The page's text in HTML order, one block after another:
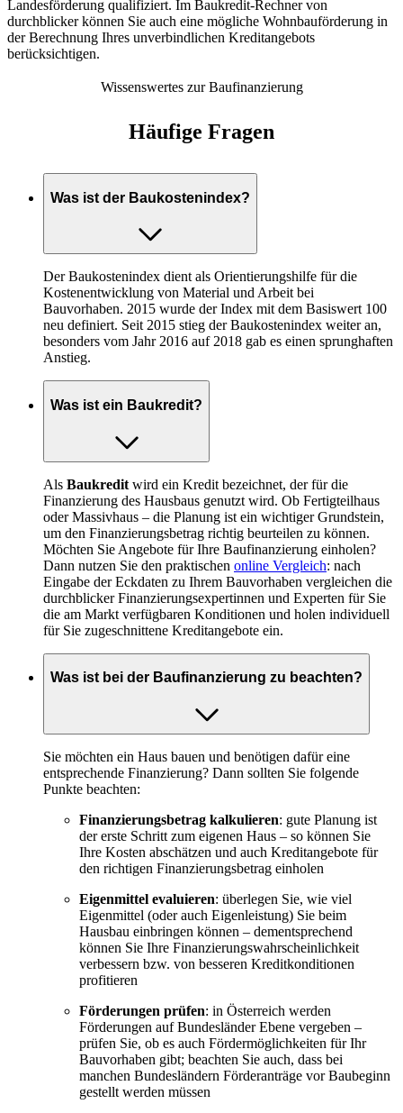
Landesförderung qualifiziert. Im Baukredit-Rechner von
durchblicker können Sie auch eine mögliche Wohnbauförderung in
der Berechnung Ihres unverbindlichen Kreditangebots
berücksichtigen.
Wissenswertes zur Baufinanzierung
Häufige Fragen
Was ist der Baukostenindex?
Der Baukostenindex dient als Orientierungshilfe für die
Kostenentwicklung von Material und Arbeit bei
Bauvorhaben. 2015 wurde der Index mit dem Basiswert 100
neu definiert. Seit 2015 stieg der Baukostenindex weiter an,
besonders vom Jahr 2016 auf 2018 gab es einen sprunghaften
Anstieg.
Was ist ein Baukredit?
Als Baukredit wird ein Kredit bezeichnet, der für die
Finanzierung des Hausbaus genutzt wird. Ob Fertigteilhaus
oder Massivhaus – die Planung ist ein wichtiger Grundstein,
um den Finanzierungsbetrag richtig beurteilen zu können.
Möchten Sie Angebote für Ihre Baufinanzierung einholen?
Dann nutzen Sie den praktischen online Vergleich: nach
Eingabe der Eckdaten zu Ihrem Bauvorhaben vergleichen die
durchblicker Finanzierungsexpertinnen und Experten für Sie
die am Markt verfügbaren Konditionen und holen individuell
für Sie zugeschnittene Kreditangebote ein.
Was ist bei der Baufinanzierung zu beachten?
Sie möchten ein Haus bauen und benötigen dafür eine
entsprechende Finanzierung? Dann sollten Sie folgende
Punkte beachten:
Finanzierungsbetrag kalkulieren: gute Planung ist
der erste Schritt zum eigenen Haus – so können Sie
Ihre Kosten abschätzen und auch Kreditangebote für
den richtigen Finanzierungsbetrag einholen
Eigenmittel evaluieren: überlegen Sie, wie viel
Eigenmittel (oder auch Eigenleistung) Sie beim
Hausbau einbringen können – dementsprechend
können Sie Ihre Finanzierungswahrscheinlichkeit
verbessern bzw. von besseren Kreditkonditionen
profitieren
Förderungen prüfen: in Österreich werden
Förderungen auf Bundesländer Ebene vergeben –
prüfen Sie, ob es auch Fördermöglichkeiten für Ihr
Bauvorhaben gibt; beachten Sie auch, dass bei
manchen Bundesländern Förderanträge vor Baubeginn
gestellt werden müssen